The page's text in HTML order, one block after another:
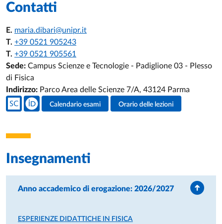
Contatti
E. maria.dibari@unipr.it
T. +39 0521 905243
T. +39 0521 905561
Sede: Campus Scienze e Tecnologie - Padiglione 03 - Plesso
di Fisica
Indirizzo: Parco Area delle Scienze 7/A, 43124 Parma
Social del docente
Calendario esami Orario delle lezioni
Insegnamenti
Anno accademico di erogazione: 2026/2027
ESPERIENZE DIDATTICHE IN FISICA